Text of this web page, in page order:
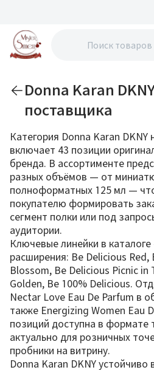
Donna Karan
поставщика
Категория Donna Karan DKNY
включает 43 позиции
бренда. В ассортименте
разных объёмов — от
полноформатных 125 мл —
покупателю формировать
сегмент полки или под
аудитории.
Ключевые линейки в
расширения: Be Delicious Red,
Blossom, Be Delicious Picnic in
Golden, Be 100% Delicious.
Nectar Love Eau De Parfum в
также Energizing Women Eau
позиций доступна в формате
актуально для розничных
пробники на витрину.
Donna Karan DKNY устойчиво